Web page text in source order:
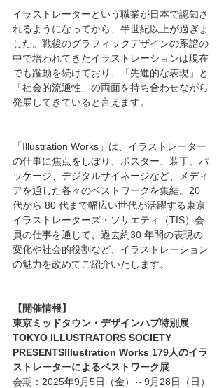
イラストレーターという職業が日本で認知さ
れるようになってから、半世紀以上が過ぎま
した。戦後のグラフィックデザインの系譜の
中で培われてきたイラストレーションは現在
でも躍動を続けており、「先進的な表現」と
「社会的流通性」の両面を持ち合わせながら
発展してきていると言えます。
「Illustration Works」は、イラストレーター
の仕事に焦点をしぼり、ポスター、装丁、パ
ッケージ、デジタルサイネージなど、メディ
アを通した各々のベストワークを集結。20
代から 80 代まで幅広い世代が活躍する東京
イラストレーターズ・ソサエティ（TIS）会
員の仕事を通じて、過去約30 年間の表現の
変化や社会的役割など、イラストレーション
の魅力を改めてご紹介いたします。
【開催情報】
東京ミッドタウン・デザインハブ特別展
TOKYO ILLUSTRATORS SOCIETY
PRESENTSIllustration Works 179人のイラ
ストレーターによるベストワーク展
会期：2025年9月5日（金）～9月28日（日）